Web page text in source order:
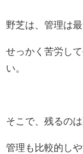
野芝は、管理は
せっかく苦労し
い。
そこで、残るのは
管理も比較的し